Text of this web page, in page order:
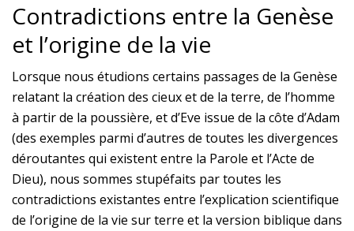
Contradictions entre la Genèse
et l’origine de la vie
Lorsque nous étudions certains passages de la Genèse
relatant la création des cieux et de la terre, de l’homme
à partir de la poussière, et d’Eve issue de la côte d’Adam
(des exemples parmi d’autres de toutes les divergences
déroutantes qui existent entre la Parole et l’Acte de
Dieu), nous sommes stupéfaits par toutes les
contradictions existantes entre l’explication scientifique
de l’origine de la vie sur terre et la version biblique dans